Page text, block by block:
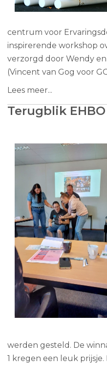
centrum voor
inspirerende workshop
verzorgd door Wendy
(Vincent van Gog voor
Lees meer...
Terugblik
werden gesteld. De
1 kregen een leuk